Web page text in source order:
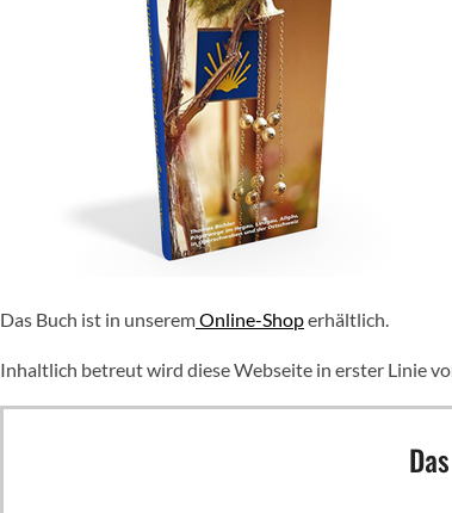
Das Buch ist in unseremOnline-Shoperhältlich.
Inhaltlich betreut wird diese Webseite in erster Linie